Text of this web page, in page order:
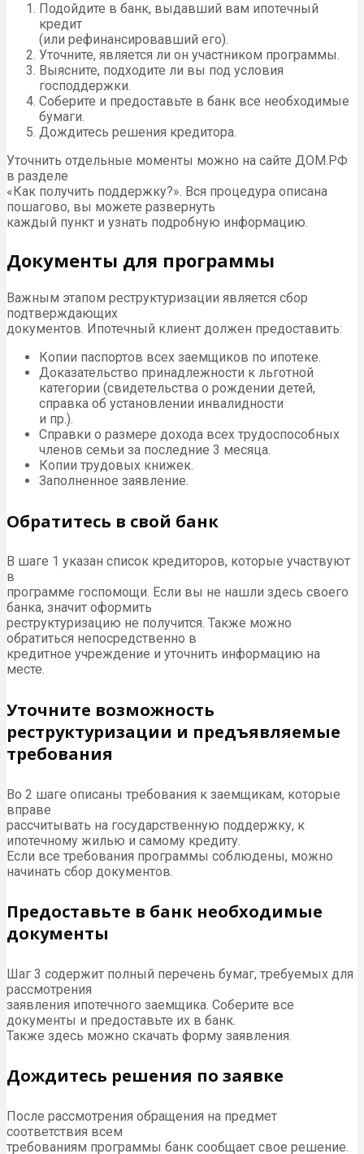
Подойдите в банк, выдавший вам ипотечный
кредит
(или рефинансировавший его).
Уточните, является ли он участником программы.
Выясните, подходите ли вы под условия
господдержки.
Соберите и предоставьте в банк все необходимые
бумаги.
Дождитесь решения кредитора.
Уточнить отдельные моменты можно на сайте ДОМ.РФ
в разделе
«Как получить поддержку?». Вся процедура описана
пошагово, вы можете развернуть
каждый пункт и узнать подробную информацию.
Документы для программы
Важным этапом реструктуризации является сбор
подтверждающих
документов. Ипотечный клиент должен предоставить:
Копии паспортов всех заемщиков по ипотеке.
Доказательство принадлежности к льготной
категории (свидетельства о рождении детей,
справка об установлении инвалидности
и пр.).
Справки о размере дохода всех трудоспособных
членов семьи за последние 3 месяца.
Копии трудовых книжек.
Заполненное заявление.
Обратитесь в свой банк
В шаге 1 указан список кредиторов, которые участвуют
в
программе госпомощи. Если вы не нашли здесь своего
банка, значит оформить
реструктуризацию не получится. Также можно
обратиться непосредственно в
кредитное учреждение и уточнить информацию на
месте.
Уточните возможность
реструктуризации и предъявляемые
требования
Во 2 шаге описаны требования к заемщикам, которые
вправе
рассчитывать на государственную поддержку, к
ипотечному жилью и самому кредиту.
Если все требования программы соблюдены, можно
начинать сбор документов.
Предоставьте в банк необходимые
документы
Шаг 3 содержит полный перечень бумаг, требуемых для
рассмотрения
заявления ипотечного заемщика. Соберите все
документы и предоставьте их в банк.
Также здесь можно скачать форму заявления.
Дождитесь решения по заявке
После рассмотрения обращения на предмет
соответствия всем
требованиям программы банк сообщает свое решение.